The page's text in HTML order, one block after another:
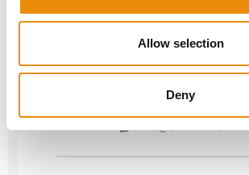
Allow selection
Deny
najlepsze dla Twojego konia? Po
nas! Możesz skontaktować się z
lub wysłać nam e-mail.
info@cavalor.com